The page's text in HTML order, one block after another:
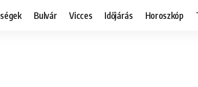
Bulvár Vicces Időjárás Horoszkóp